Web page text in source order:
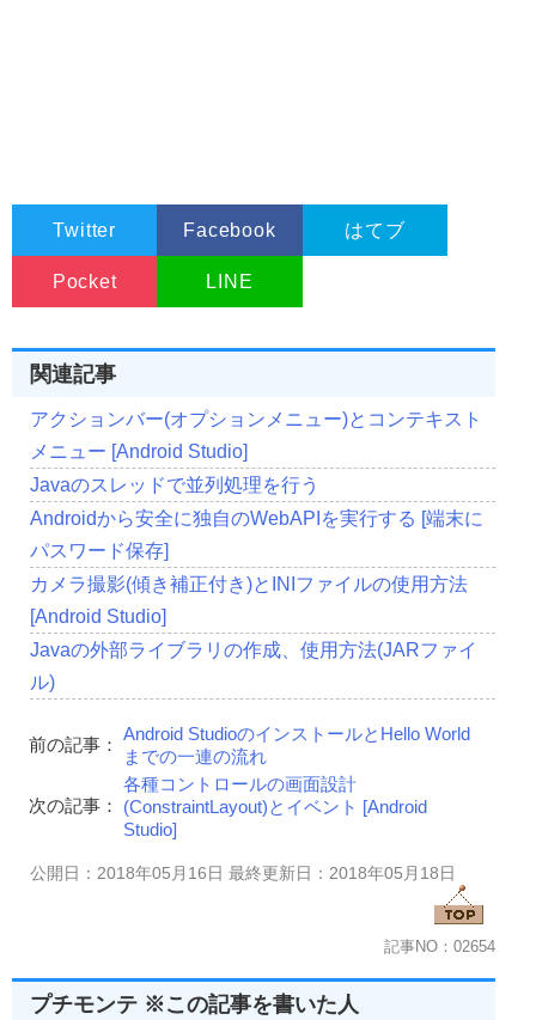
Twitter Facebook はてブ
Pocket LINE
関連記事
アクションバー(オプションメニュー)とコンテキスト
メニュー [Android Studio]
Javaのスレッドで並列処理を行う
Androidから安全に独自のWebAPIを実行する [端末に
パスワード保存]
カメラ撮影(傾き補正付き)とINIファイルの使用方法
[Android Studio]
Javaの外部ライブラリの作成、使用方法(JARファイ
ル)
前の記事：
Android StudioのインストールとHello World
までの一連の流れ
次の記事：
各種コントロールの画面設計
(ConstraintLayout)とイベント [Android
Studio]
公開日：2018年05月16日 最終更新日：2018年05月18日
記事NO：02654
プチモンテ ※この記事を書いた人